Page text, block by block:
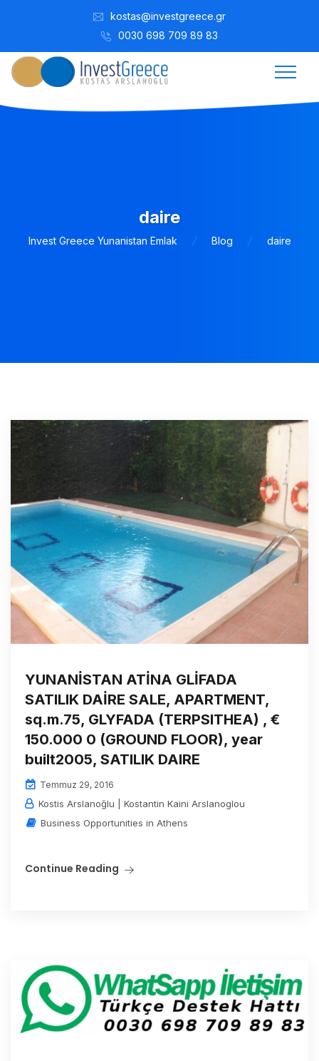
kostas@investgreece.gr
0030 698 709 89 83
daire
Invest Greece Yunanistan Emlak Blog daire
YUNANİSTAN ATİNA GLİFADA
SATILIK DAİRE SALE, APARTMENT,
sq.m.75, GLYFADA (TERPSITHEA) , €
150.000 0 (GROUND FLOOR), year
built2005, SATILIK DAIRE
Temmuz 29, 2016
Kostis Arslanoğlu | Kostantin Kaini Arslanoglou
Business Opportunities in Athens
Continue Reading